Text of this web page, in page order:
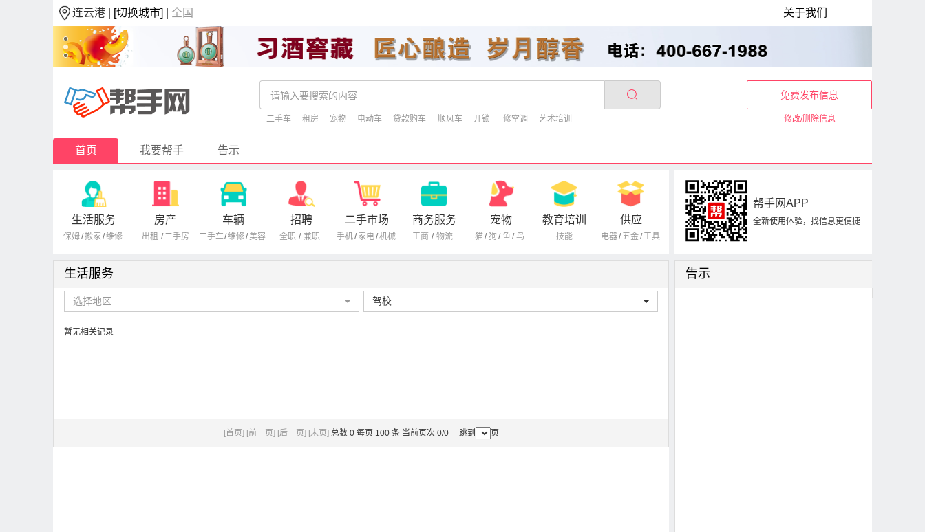
连云港 | [切换城市] |全国 关于我们
二手车 租房 宠物 电动车 贷款购车 顺风车 开锁 修空调 艺术培训
免费发布信息
修改/删除信息
首页 我要帮手 告示
生活服务
保姆/搬家 /维修
房产
出租 /二手房
车辆
二手车/维修/美容
招聘
全职 / 兼职
二手市场
手机/ 家电/机械
商务服务
工商 / 物流
宠物
猫/ 狗 / 鱼 / 鸟
教育培训
技能
供应
电器/五金/工具
帮手网APP
全新使用体验，找信息更便捷
生活服务
选择地区 驾校
暂无相关记录
[首页] [前一页] [后一页] [末页] 总数 0 每页 100 条 当前页次 0/0 跳到 页
告示